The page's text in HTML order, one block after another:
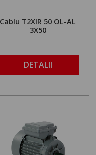
Cablu T2XIR 50 OL-AL
3X50
DETALII